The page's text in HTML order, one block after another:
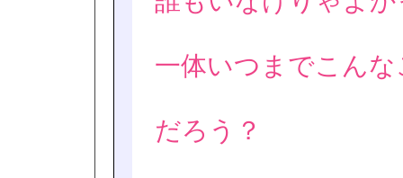
一体いつまでこん
だろう？